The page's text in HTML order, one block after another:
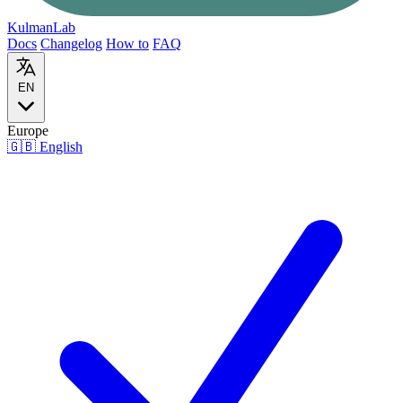
KulmanLab
Docs Changelog How to FAQ
EN
Europe
🇬🇧 English